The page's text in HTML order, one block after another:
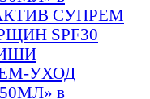
СУПРЕМ
SPF30
УХОД
в